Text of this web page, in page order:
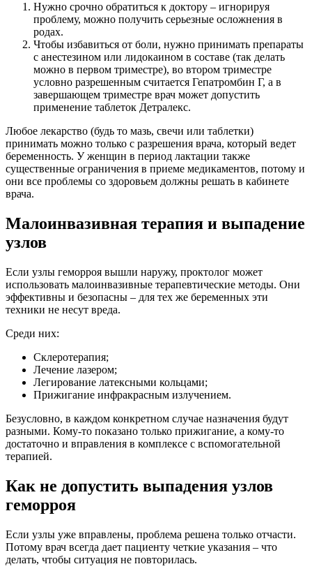
Нужно срочно обратиться к доктору – игнорируя
проблему, можно получить серьезные осложнения в
родах.
Чтобы избавиться от боли, нужно принимать препараты
с анестезином или лидокаином в составе (так делать
можно в первом триместре), во втором триместре
условно разрешенным считается Гепатромбин Г, а в
завершающем триместре врач может допустить
применение таблеток Детралекс.
Любое лекарство (будь то мазь, свечи или таблетки)
принимать можно только с разрешения врача, который ведет
беременность. У женщин в период лактации также
существенные ограничения в приеме медикаментов, потому и
они все проблемы со здоровьем должны решать в кабинете
врача.
Малоинвазивная терапия и выпадение
узлов
Если узлы геморроя вышли наружу, проктолог может
использовать малоинвазивные терапевтические методы. Они
эффективны и безопасны – для тех же беременных эти
техники не несут вреда.
Среди них:
Склеротерапия;
Лечение лазером;
Легирование латексными кольцами;
Прижигание инфракрасным излучением.
Безусловно, в каждом конкретном случае назначения будут
разными. Кому-то показано только прижигание, а кому-то
достаточно и вправления в комплексе с вспомогательной
терапией.
Как не допустить выпадения узлов
геморроя
Если узлы уже вправлены, проблема решена только отчасти.
Потому врач всегда дает пациенту четкие указания – что
делать, чтобы ситуация не повторилась.